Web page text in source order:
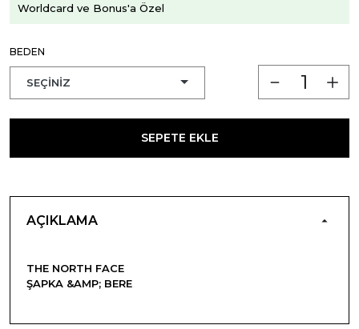
Worldcard ve Bonus'a Özel
BEDEN
SEPETE EKLE
AÇIKLAMA
THE NORTH FACE
ŞAPKA &AMP; BERE